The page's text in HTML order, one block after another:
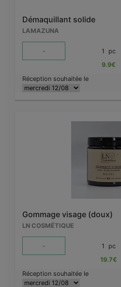
Démaquillant solide
LAMAZUNA
- 1 pc
9.9€
Réception souhaitée le
Gommage visage (doux)
LN COSMÉTIQUE
- 1 pc
19.7€
Réception souhaitée le